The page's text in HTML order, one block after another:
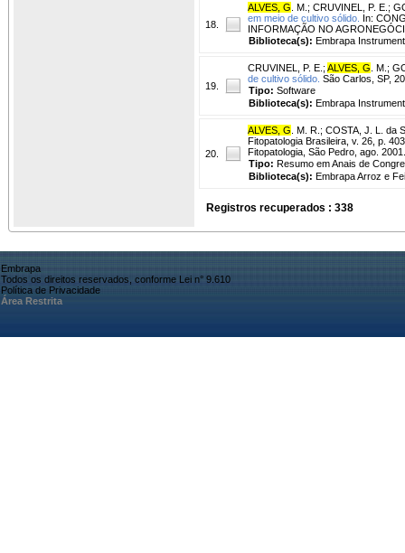
18.
ALVES, G . M. ; CRUVINEL, P. E. ;
em meio de cultivo sólido. In:
INFORMAÇÃO NO
Biblioteca(s): Embrapa
19.
CRUVINEL, P. E. ; ALVES, G . M. ;
de cultivo sólido. São Carlos, SP,
Tipo: Software
Biblioteca(s): Embrapa
20.
ALVES, G . M. R. ; COSTA, J. L. da
Fitopatologia Brasileira, v. 26, p.
Fitopatologia, São Pedro, ago. 2001.
Tipo: Resumo em Anais de
Biblioteca(s): Embrapa Arroz e
Registros recuperados : 338
Embrapa
Todos os direitos reservados, conforme Lei n° 9.610
Política de Privacidade
Área Restrita